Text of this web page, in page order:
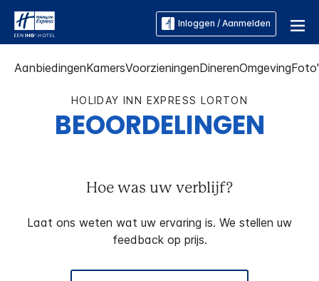
Inloggen / Aanmelden
AanbiedingenKamersVoorzieningenDinerenOmgeving
HOLIDAY INN EXPRESS LORTON
BEOORDELINGEN
Hoe was uw verblijf?
Laat ons weten wat uw ervaring is. We stellen uw
feedback op prijs.